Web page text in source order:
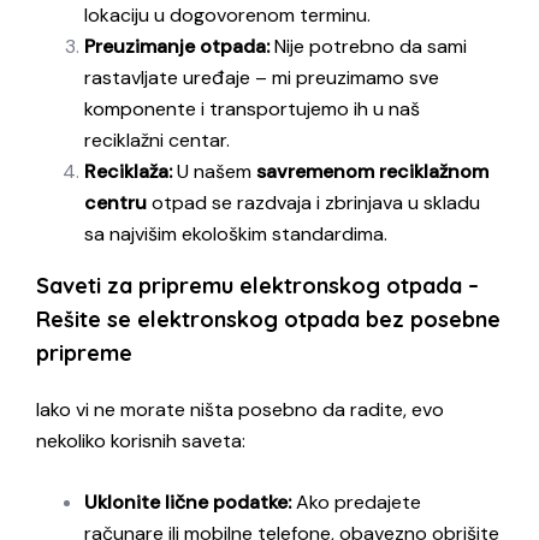
lokaciju u dogovorenom terminu.
Preuzimanje otpada:Nije potrebno da sami
rastavljate uređaje – mi preuzimamo sve
komponente i transportujemo ih u naš
reciklažni centar.
Reciklaža:U našemsavremenom reciklažnom
centruotpad se razdvaja i zbrinjava u skladu
sa najvišim ekološkim standardima.
Saveti za pripremu elektronskog otpada –
Rešite se elektronskog otpada bez posebne
pripreme
Iako vi ne morate ništa posebno da radite, evo
nekoliko korisnih saveta:
Uklonite lične podatke:Ako predajete
računare ili mobilne telefone, obavezno obrišite